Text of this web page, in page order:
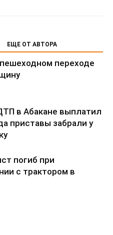
ЕЩЕ ОТ АВТОРА
переходе
в Абакане выплатил
приставы забрали у
погиб при
с трактором в